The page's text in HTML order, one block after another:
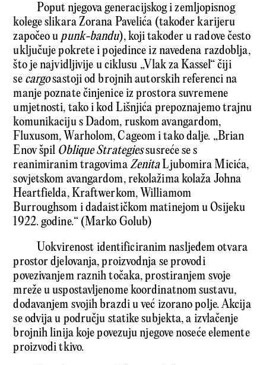
Poput njegova generacijskog i zemljopisnog
kolege slikara Zorana Pavelića (također karijeru
započeo u punk-bandu), koji također u radove često
uključuje pokrete i pojedince iz navedena razdoblja,
što je najvidljivije u ciklusu „Vlak za Kassel“ čiji
se cargosastoji od brojnih autorskih referenci na
manje poznate činjenice iz prostora suvremene
umjetnosti, tako i kod Lišnjića prepoznajemo trajnu
komunikaciju s Dadom, ruskom avangardom,
Fluxusom, Warholom, Cageom i tako dalje. „Brian
Enov špil Oblique Strategiessusreće se s
reanimiranim tragovimaZenitaLjubomira Micića,
sovjetskom avangardom, rekolažima kolaža Johna
Heartfielda, Kraftwerkom, Williamom
Burroughsom i dadaističkom matinejom u Osijeku
1922. godine.“ (Marko Golub)
Uokvirenost identificiranim nasljeđem otvara
prostor djelovanja, proizvodnja se provodi
povezivanjem raznih točaka, prostiranjem svoje
mreže u uspostavljenome koordinatnom sustavu,
dodavanjem svojih brazdi u već izorano polje. Akcija
se odvija u području statike subjekta, a izvlačenje
brojnih linija koje povezuju njegove noseće elemente
proizvodi tkivo.